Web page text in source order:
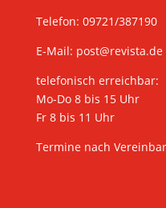
Telefon: 09721/387190
E-Mail: post@revista.de
telefonisch erreichbar:
Mo-Do 8 bis 15 Uhr
Fr 8 bis 11 Uhr
Termine nach